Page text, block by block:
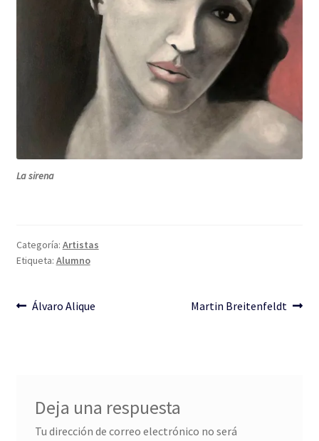
La sirena
Categoría: Artistas
Etiqueta: Alumno
Navegación
Anterior:
Álvaro Alique Siguiente:
Martin Breitenfeldt
Deja una respuesta
Tu dirección de correo electrónico no será